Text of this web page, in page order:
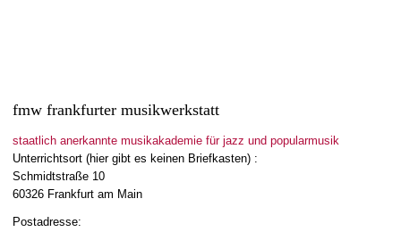
fmw frankfurter musikwerkstatt
staatlich anerkannte musikakademie für jazz und popularmusik
Unterrichtsort (hier gibt es keinen Briefkasten) :
Schmidtstraße 10
60326 Frankfurt am Main
Postadresse: